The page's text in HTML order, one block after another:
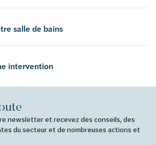
salle de bains
intervention
newsletter et recevez des conseils, des
du secteur et de nombreuses actions et